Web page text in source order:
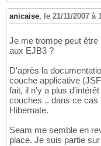
anicaise, le 21/11/2007 à
Je me trompe peut
aux EJB3 ?
D'après la
couche applicative
fait, il n'y a plus
couches .. dans ce cas
Hibernate.
Seam me semble en
place. Je suis partie